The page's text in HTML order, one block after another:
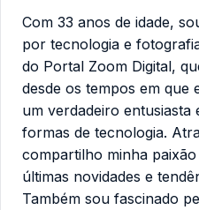
Com 33 anos de idade,
por tecnologia e
do Portal Zoom Digital,
desde os tempos em que
um verdadeiro entusiasta
formas de tecnologia.
compartilho minha
últimas novidades e
Também sou fascinado